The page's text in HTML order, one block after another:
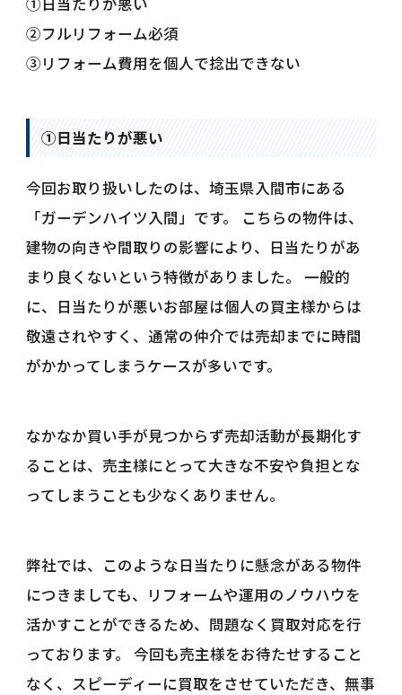
②フルリフォーム必須
③リフォーム費用を個人で捻出できない
①日当たりが悪い
今回お取り扱いしたのは、埼玉県入間市にある
「ガーデンハイツ入間」です。 こちらの物件は、
建物の向きや間取りの影響により、日当たりがあ
まり良くないという特徴がありました。 一般的
に、日当たりが悪いお部屋は個人の買主様からは
敬遠されやすく、通常の仲介では売却までに時間
がかかってしまうケースが多いです。
なかなか買い手が見つからず売却活動が長期化す
ることは、売主様にとって大きな不安や負担とな
ってしまうことも少なくありません。
弊社では、このような日当たりに懸念がある物件
につきましても、リフォームや運用のノウハウを
活かすことができるため、問題なく買取対応を行
っております。 今回も売主様をお待たせすること
なく、スピーディーに買取をさせていただき、無事